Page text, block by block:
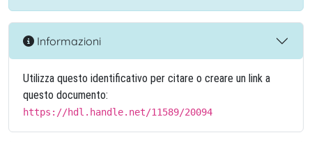
Informazioni
Utilizza questo identificativo per citare o creare un link a
questo documento:
https://hdl.handle.net/11589/20094